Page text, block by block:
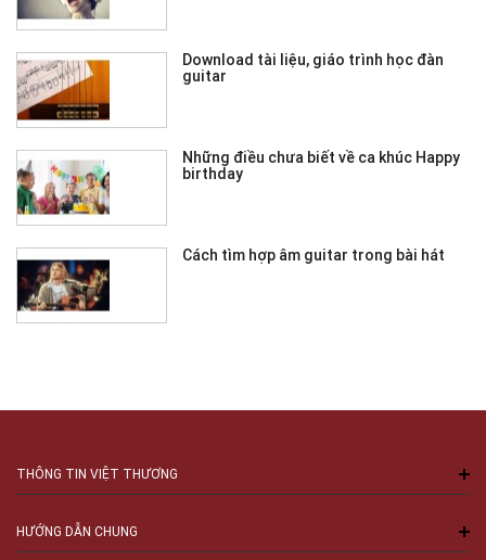
Download tài liệu, giáo trình học đàn
guitar
Những điều chưa biết về ca khúc Happy
birthday
Cách tìm hợp âm guitar trong bài hát
THÔNG TIN VIỆT THƯƠNG
HƯỚNG DẪN CHUNG